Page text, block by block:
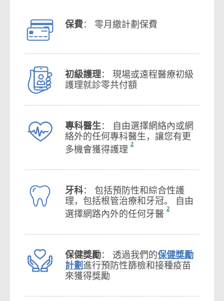
保費： 零月繳計劃保費
初級護理： 現場或遠程醫療初級
護理就診零共付額
專科醫生： 自由選擇網絡內或網
絡外的任何專科醫生，讓您有更
多機會獲得護理 2
牙科： 包括預防性和綜合性護
理，包括根管治療和牙冠。 自由
選擇網路內外的任何牙醫 2
保健獎勵： 透過我們的保健獎勵
計劃 進行預防性篩檢和接種疫苗
來獲得獎勵